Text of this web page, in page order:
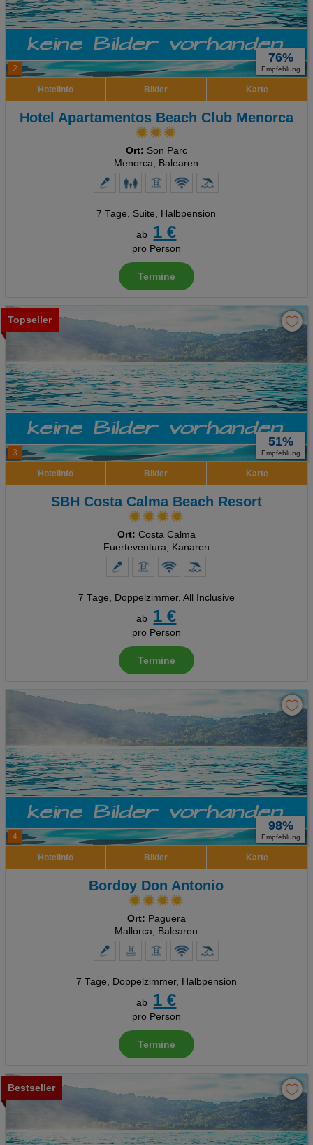
2
76%
Empfehlung
Hotelinfo Bilder Karte
Hotel Apartamentos Beach Club Menorca
Ort: Son Parc
Menorca, Balearen
7 Tage, Suite, Halbpension
ab
1 €
pro Person
Termine
3
Topseller
51%
Empfehlung
Hotelinfo Bilder Karte
SBH Costa Calma Beach Resort
Ort: Costa Calma
Fuerteventura, Kanaren
7 Tage, Doppelzimmer, All Inclusive
ab
1 €
pro Person
Termine
4
98%
Empfehlung
Hotelinfo Bilder Karte
Bordoy Don Antonio
Ort: Paguera
Mallorca, Balearen
7 Tage, Doppelzimmer, Halbpension
ab
1 €
pro Person
Termine
Bestseller